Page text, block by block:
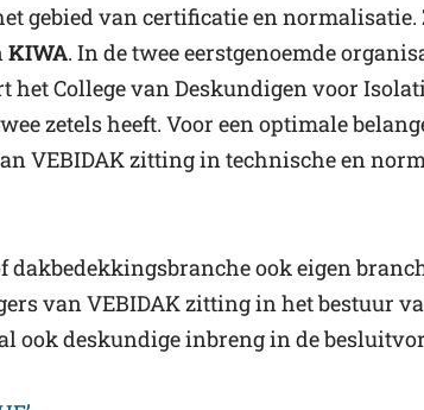
gebied van certificatie en
KIWA. In de twee eerstgenoemde
College van Deskundigen voor
zetels heeft. Voor een optimale
VEBIDAK zitting in technische en
dakbedekkingsbranche ook eigen
van VEBIDAK zitting in het bestuur
ook deskundige inbreng in de